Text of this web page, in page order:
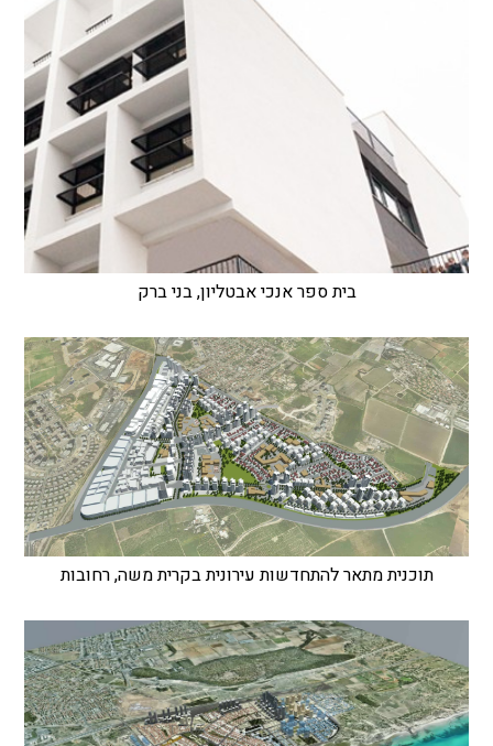
בית ספר אנכי אבטליון, בני ברק
תוכנית מתאר להתחדשות עירונית בקרית משה, רחובות